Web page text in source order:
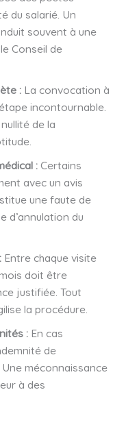
du salarié. Un
souvent à une
Conseil de
:La convocation à
incontournable.
de la
:Certains
avec un avis
une faute de
d’annulation du
Entre chaque visite
doit être
justifiée. Tout
la procédure.
:En cas
de
méconnaissance
à des